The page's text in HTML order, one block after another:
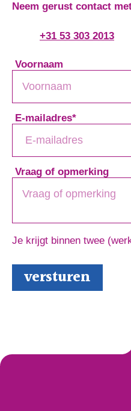
Neem gerust contact
+31 53 303 2013
Voornaam
E-mailadres*
Vraag of opmerking
Je krijgt binnen twee